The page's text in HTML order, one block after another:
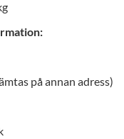
på annan adress)